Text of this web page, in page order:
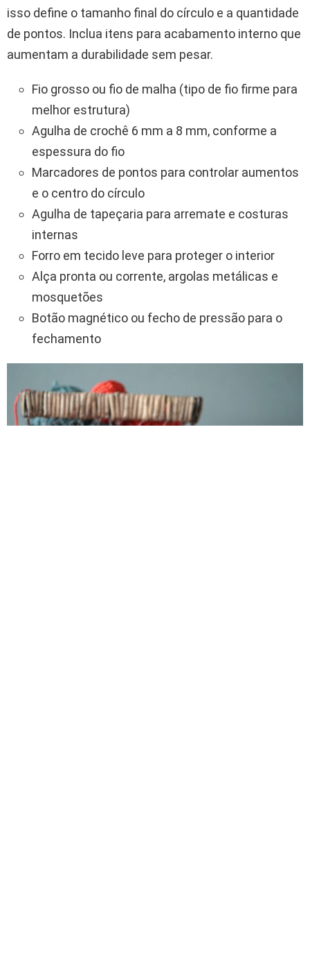
isso define o tamanho final do círculo e a quantidade
de pontos. Inclua itens para acabamento interno que
aumentam a durabilidade sem pesar.
Fio grosso ou fio de malha (tipo de fio firme para
melhor estrutura)
Agulha de crochê 6 mm a 8 mm, conforme a
espessura do fio
Marcadores de pontos para controlar aumentos
e o centro do círculo
Agulha de tapeçaria para arremate e costuras
internas
Forro em tecido leve para proteger o interior
Alça pronta ou corrente, argolas metálicas e
mosquetões
Botão magnético ou fecho de pressão para o
fechamento